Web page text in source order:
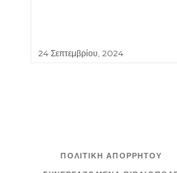
24 Σεπτεμβρίου, 2024
ΠΟΛΙΤΙΚΉ ΑΠΟΡΡΉΤΟΥ